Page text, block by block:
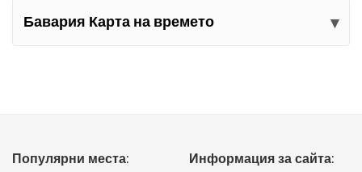
Бавария Карта на времето
Популярни места: Информация за сайта: